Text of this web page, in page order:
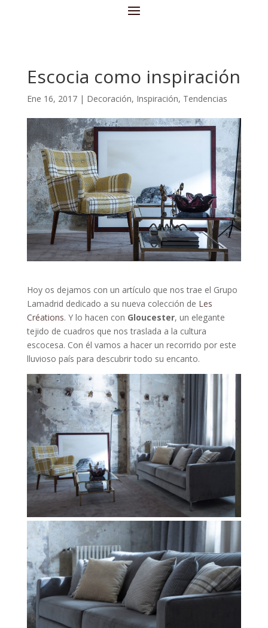
Escocia como inspiración
Ene 16, 2017| Decoración, Inspiración, Tendencias
Hoy os dejamos con un artículo que nos trae el Grupo
Lamadrid dedicado a su nueva colección de Les
Créations. Y lo hacen con Gloucester, un elegante
tejido de cuadros que nos traslada a la cultura
escocesa. Con él vamos a hacer un recorrido por este
lluvioso país para descubrir todo su encanto.